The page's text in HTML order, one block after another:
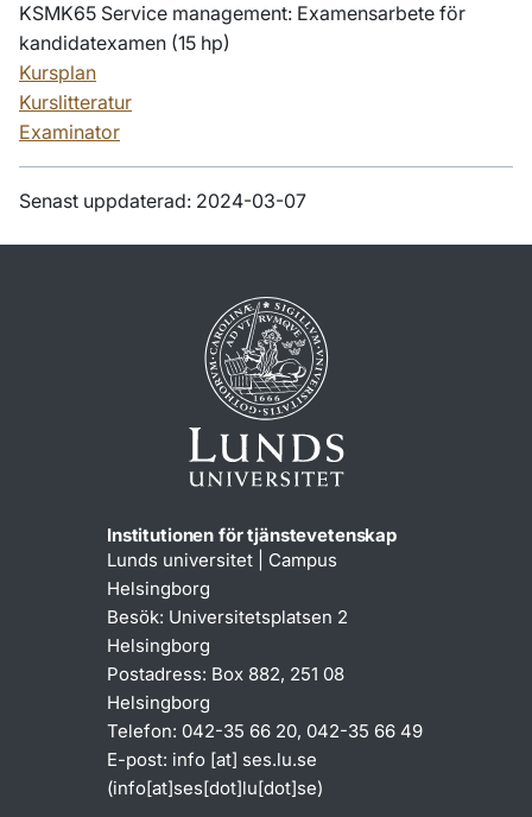
KSMK65 Service management: Examensarbete för
kandidatexamen (15 hp)
Kursplan
Kurslitteratur
Examinator
Senast uppdaterad: 2024-03-07
Institutionen för tjänstevetenskap
Lunds universitet | Campus
Helsingborg
Besök: Universitetsplatsen 2
Helsingborg
Postadress: Box 882, 251 08
Helsingborg
Telefon: 042-35 66 20, 042-35 66 49
E-post: info [at] ses.lu.se
(info[at]ses[dot]lu[dot]se)